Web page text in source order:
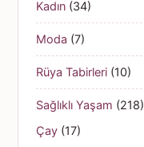
Kadın (34)
Moda (7)
Rüya Tabirleri (10)
Sağlıklı Yaşam (218)
Çay (17)